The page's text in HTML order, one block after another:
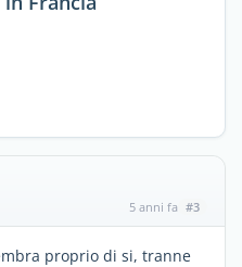
5 anni fa #3
proprio di si, tranne